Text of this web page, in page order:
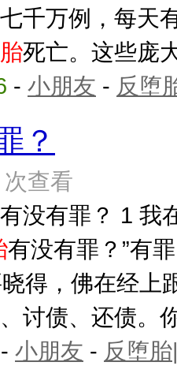
千万例，每天
死亡。这些庞
- 小朋友 - 反堕
？
查看
有没有罪？ 1 我
有没有罪？”有
得，佛在经上
讨债、还债。
- 小朋友 - 反堕